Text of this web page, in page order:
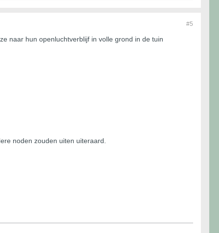
#5
naar hun openluchtverblijf in volle grond in de tuin
noden zouden uiten uiteraard.